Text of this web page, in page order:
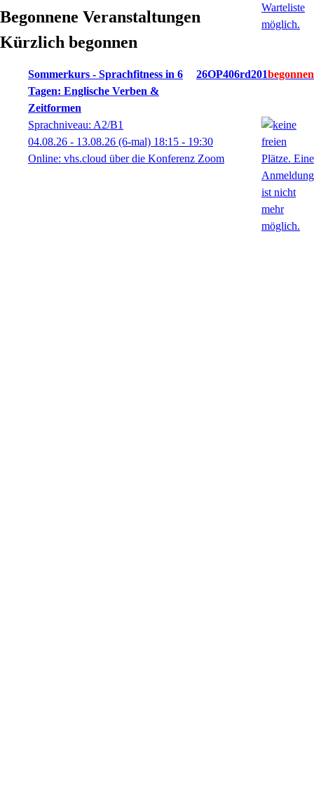
Begonnene Veranstaltungen
Kürzlich begonnen
Sommerkurs - Sprachfitness in 6
Tagen: Englische Verben &
Zeitformen
26OP406rd201
Sprachniveau: A2/B1
04.08.26 - 13.08.26 (6-mal) 18:15 - 19:30
Online: vhs.cloud über die Konferenz Zoom